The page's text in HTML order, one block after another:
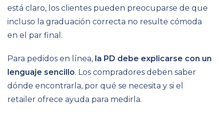
está claro, los clientes pueden preocuparse de que
incluso la graduación correcta no resulte cómoda
en el par final.
Para pedidos en línea, la PD debe explicarse con un
lenguaje sencillo. Los compradores deben saber
dónde encontrarla, por qué se necesita y si el
retailer ofrece ayuda para medirla.